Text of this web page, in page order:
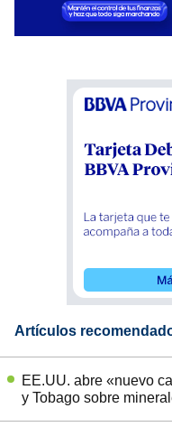
Artículos
EE.UU. abre «nuevo
y Tobago sobre